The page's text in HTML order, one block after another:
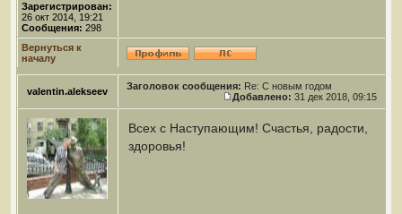
Зарегистрирован:
26 окт 2014, 19:21
Сообщения: 298
Вернуться к
началу
valentin.alekseev Заголовок сообщения: Re: С новым годом
Добавлено: 31 дек 2018, 09:15
Всех с Наступающим! Счастья, радости,
здоровья!